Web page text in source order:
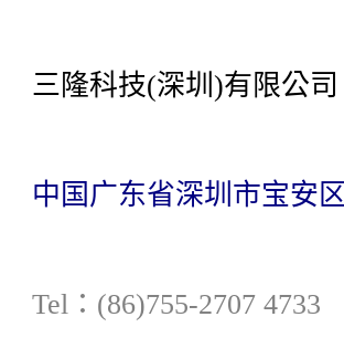
三隆科技(深圳)有限公司
中国广东省深圳市宝安
Tel：(86)755-2707